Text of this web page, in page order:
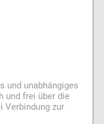
und unabhängiges
und frei über die
Verbindung zur